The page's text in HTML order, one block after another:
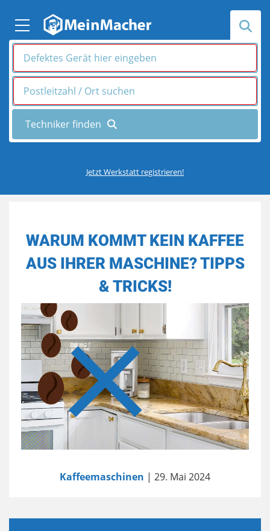
Jetzt Werkstatt registrieren!
WARUM KOMMT KEIN KAFFEE
AUS IHRER MASCHINE? TIPPS
& TRICKS!
Kaffeemaschinen | 29. Mai 2024